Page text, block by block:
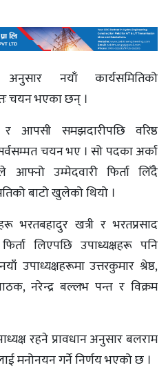
नयाँ कार्यसमितिको
चयन भएका छन् ।
समझदारीपछि वरिष्ठ
चयन भए । सो पदका अर्का
आफ्नो उम्मेदवारी फिर्ता लिँदै
बाटो खुलेको थियो ।
भरतबहादुर खत्री र भरतप्रसाद
लिएपछि उपाध्यक्षहरू पनि
उपाध्यक्षहरूमा उत्तरकुमार श्रेष्ठ,
नरेन्द्र बल्लभ पन्त र विक्रम
रहने प्रावधान अनुसार बलराम
मनोनयन गर्ने निर्णय भएको छ ।